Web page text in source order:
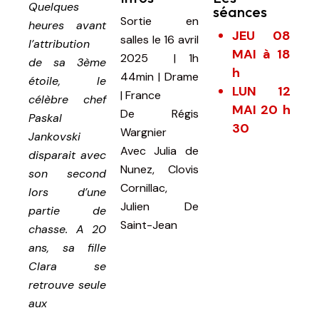
Quelques
heures avant
l’attribution
de sa 3ème
étoile, le
célèbre chef
Paskal
Jankovski
disparait avec
son second
lors d’une
partie de
chasse. A 20
ans, sa fille
Clara se
retrouve seule
aux
Sortie en
salles le 16 avril
2025 |1h
44min | Drame
| France
De Régis
Wargnier
Avec Julia de
Nunez, Clovis
Cornillac,
Julien De
Saint-Jean
séances
JEU 08
MAI à 18
h
LUN 12
MAI 20 h
30